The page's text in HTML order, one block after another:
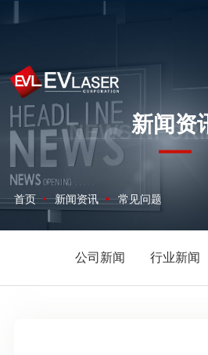
新闻资
NEWS
首页 新闻资讯 常见问题
公司新闻 行业新闻